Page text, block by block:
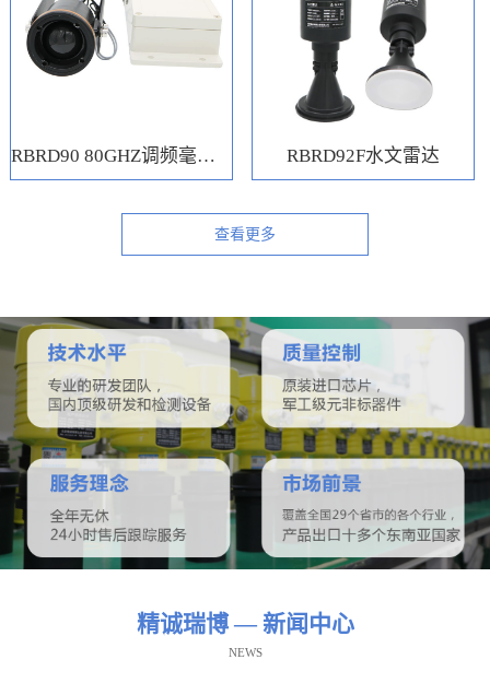
RBRD90 80GHZ调频毫米波水位计 RBRD92F水文雷达
查看更多
精诚瑞博 — 新闻中心
NEWS